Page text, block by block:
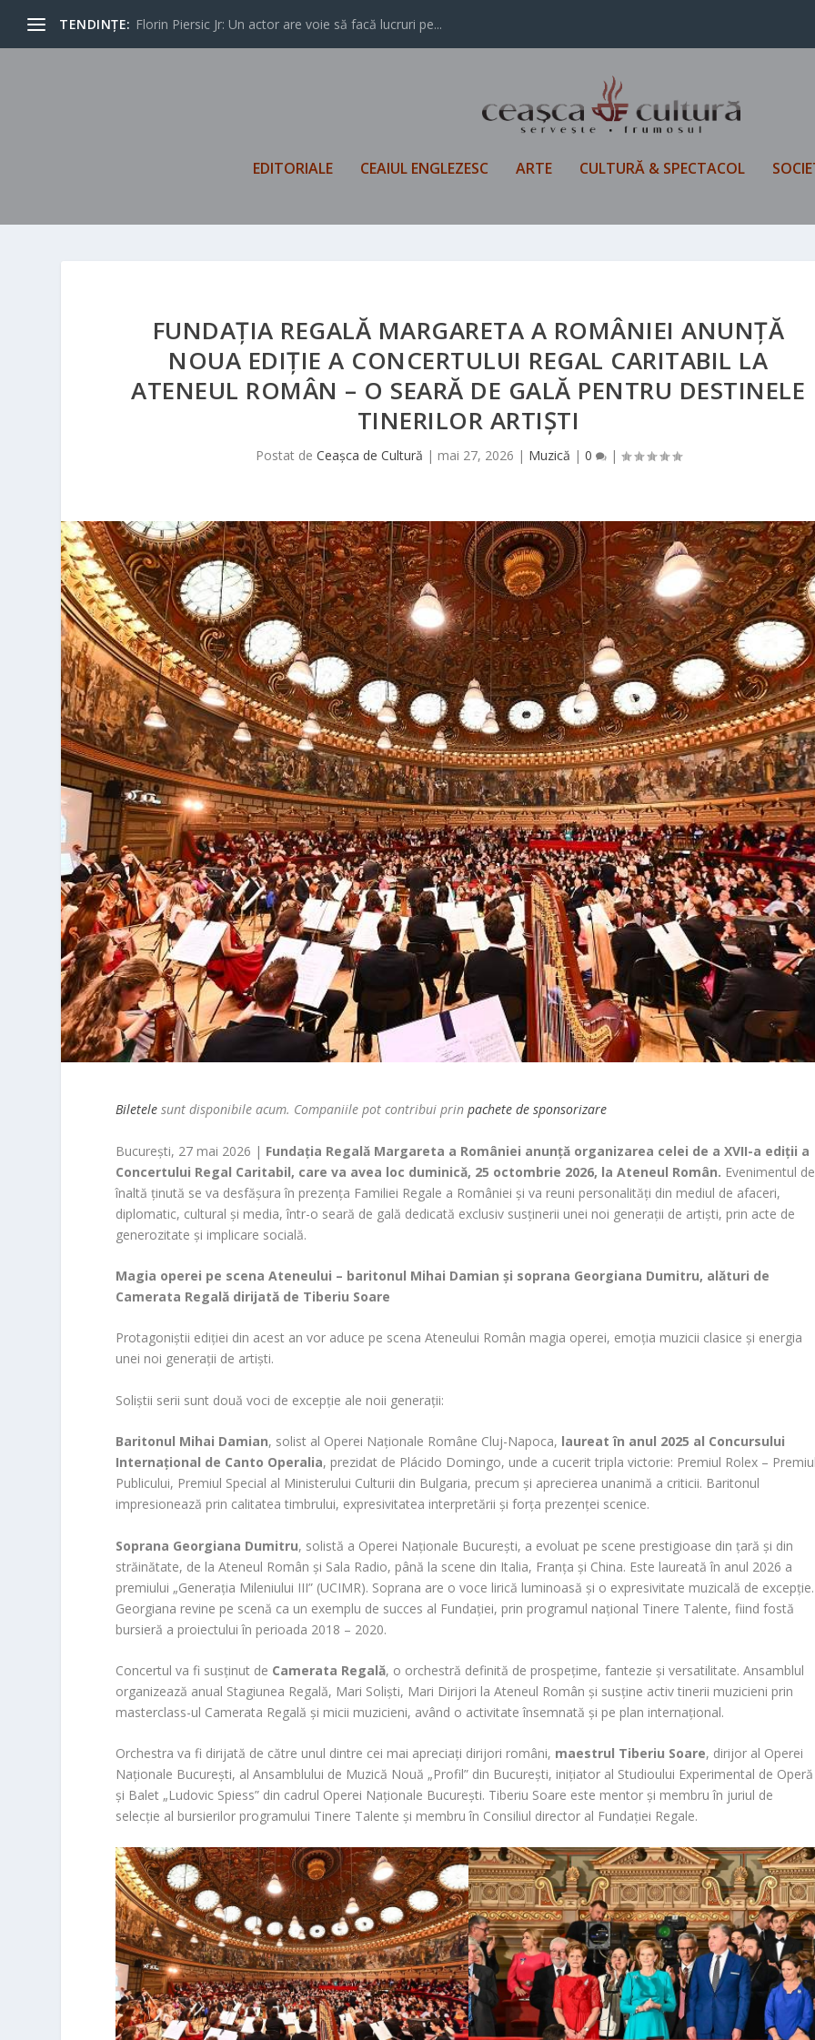
TENDINȚE: Florin Piersic Jr: Un actor are voie să facă lucruri pe...
EDITORIALE CEAIUL ENGLEZESC ARTE CULTURĂ & SPECTACOL
FUNDAȚIA REGALĂ MARGARETA A ROMÂNIEI ANUNȚĂ
NOUA EDIȚIE A CONCERTULUI REGAL CARITABIL LA
ATENEUL ROMÂN – O SEARĂ DE GALĂ PENTRU DESTINELE
TINERILOR ARTIȘTI
Postat de Ceașca de Cultură | mai 27, 2026 | Muzică | 0 |
Biletele sunt disponibileacum. Companiile pot contribui prinpachete de sponsorizare
București, 27 mai 2026 | Fundația Regală Margareta a României anunță organizarea celei de a XVII-a ediții a
Concertului Regal Caritabil, care va avea loc duminică, 25 octombrie 2026, la Ateneul Român. Evenimentul de
înaltă ținută se va desfășura în prezența Familiei Regale a României și va reuni personalități din mediul de afaceri,
diplomatic, cultural și media, într-o seară de gală dedicată exclusiv susținerii unei noi generații de artiști, prin acte de
generozitate și implicare socială.
Magia operei pe scena Ateneului – baritonul Mihai Damian și soprana Georgiana Dumitru, alături de
Camerata Regală dirijată de Tiberiu Soare
Protagoniștii ediției din acest an vor aduce pe scena Ateneului Român magia operei, emoția muzicii clasice și energia
unei noi generații de artiști.
Soliștii serii sunt două voci de excepție ale noii generații:
Baritonul Mihai Damian, solist al Operei Naționale Române Cluj-Napoca, laureat în anul 2025 al Concursului
Internațional de Canto Operalia, prezidat de Plácido Domingo, unde a cucerit tripla victorie: Premiul Rolex –
Publicului, Premiul Special al Ministerului Culturii din Bulgaria, precum și aprecierea unanimă a criticii. Baritonul
impresionează prin calitatea timbrului, expresivitatea interpretării și forța prezenței scenice.
Soprana Georgiana Dumitru, solistă a Operei Naționale București, a evoluat pe scene prestigioase din țară și din
străinătate, de la Ateneul Român și Sala Radio, până la scene din Italia, Franța și China. Este laureată în anul 2026 a
premiului „Generația Mileniului III” (UCIMR). Soprana are o voce lirică luminoasă și o expresivitate muzicală de excepție.
Georgiana revine pe scenă ca un exemplu de succes al Fundației, prin programul național Tinere Talente, fiind fostă
bursieră a proiectului în perioada 2018 – 2020.
Concertul va fi susținut de Camerata Regală, o orchestră definită de prospețime, fantezie și versatilitate. Ansamblul
organizează anual Stagiunea Regală, Mari Soliști, Mari Dirijori la Ateneul Român și susține activ tinerii muzicieni prin
masterclass-ul Camerata Regală și micii muzicieni, având o activitate însemnată și pe plan internațional.
Orchestra va fi dirijată de către unul dintre cei mai apreciați dirijori români, maestrul Tiberiu Soare, dirijor al Operei
Naționale București, al Ansamblului de Muzică Nouă „Profil” din Bucureşti, inițiator al Studioului Experimental de Operă
şi Balet „Ludovic Spiess” din cadrul Operei Naționale București. Tiberiu Soare este mentor și membru în juriul de
selecție al bursierilor programului Tinere Talente și membru în Consiliul director al Fundației Regale.